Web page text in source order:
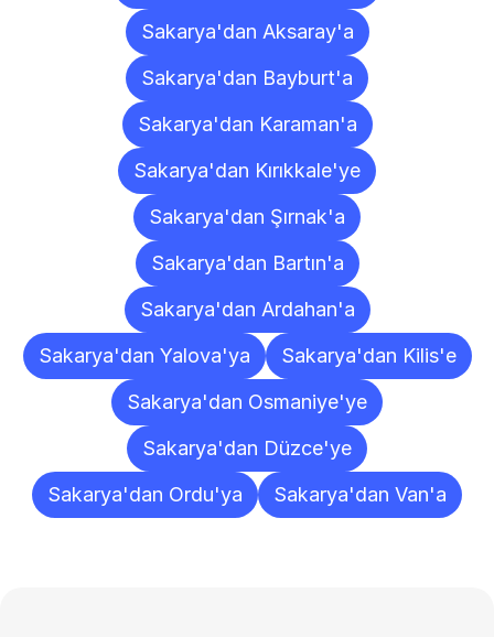
Sakarya'dan Aksaray'a
Sakarya'dan Bayburt'a
Sakarya'dan Karaman'a
Sakarya'dan Kırıkkale'ye
Sakarya'dan Şırnak'a
Sakarya'dan Bartın'a
Sakarya'dan Ardahan'a
Sakarya'dan Yalova'ya
Sakarya'dan Kilis'e
Sakarya'dan Osmaniye'ye
Sakarya'dan Düzce'ye
Sakarya'dan Ordu'ya
Sakarya'dan Van'a